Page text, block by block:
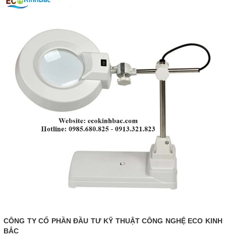
CÔNG TY CỔ PHẦN ĐẦU TƯ KỸ THUẬT CÔNG NGHỆ ECO KINH
BẮC